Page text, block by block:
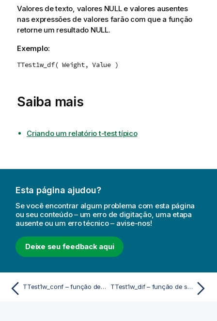
Valores de texto, valores NULLe valores ausentes
nas expressões de valores farão com que a função
retorne um resultado NULL.
Exemplo:
TTest1w_df( Weight, Value )
Saiba mais
Criando um relatório t-test típico
Esta página ajudou?
Se você encontrar algum problema com esta página
ou seu conteúdo – um erro de digitação, uma etapa
ausente ou um erro técnico – avise-nos!
Deixe seu feedback aqui
TTest1w_conf – função de script e gráfico TTest1w_dif – função de script e gráfico